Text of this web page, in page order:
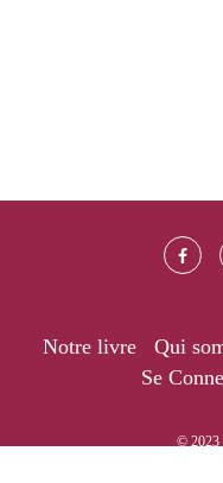
Notre livre Qui
Se
© 2023